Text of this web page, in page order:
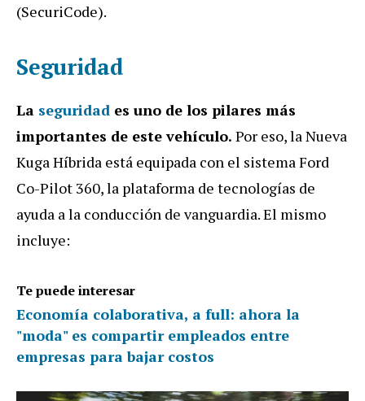
(SecuriCode).
Seguridad
La seguridad es uno de los pilares más
importantes de este vehículo. Por eso, la Nueva
Kuga Híbrida está equipada con el sistema Ford
Co-Pilot 360, la plataforma de tecnologías de
ayuda a la conducción de vanguardia. El mismo
incluye:
Te puede interesar
Economía colaborativa, a full: ahora la
"moda" es compartir empleados entre
empresas para bajar costos